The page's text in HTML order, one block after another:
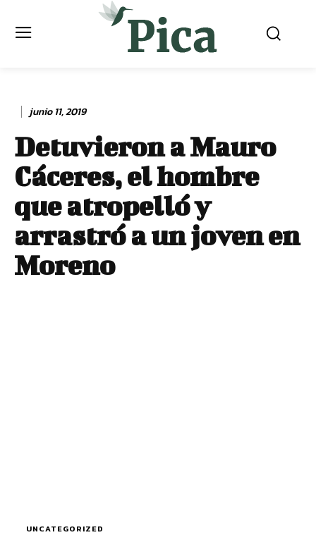
junio 11, 2019
Detuvieron a Mauro
Cáceres, el hombre
que atropelló y
arrastró a un joven en
Moreno
UNCATEGORIZED